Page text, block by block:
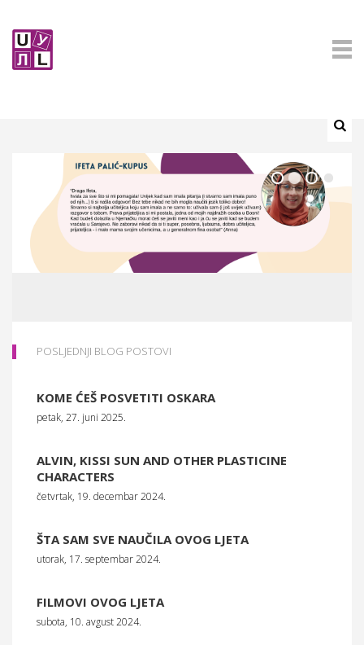
POSLJEDNJI BLOG POSTOVI
KOME ĆEŠ POSVETITI OSKARA
petak, 27. juni 2025.
ALVIN, KISSI SUN AND OTHER PLASTICINE
CHARACTERS
četvrtak, 19. decembar 2024.
ŠTA SAM SVE NAUČILA OVOG LJETA
utorak, 17. septembar 2024.
FILMOVI OVOG LJETA
subota, 10. avgust 2024.